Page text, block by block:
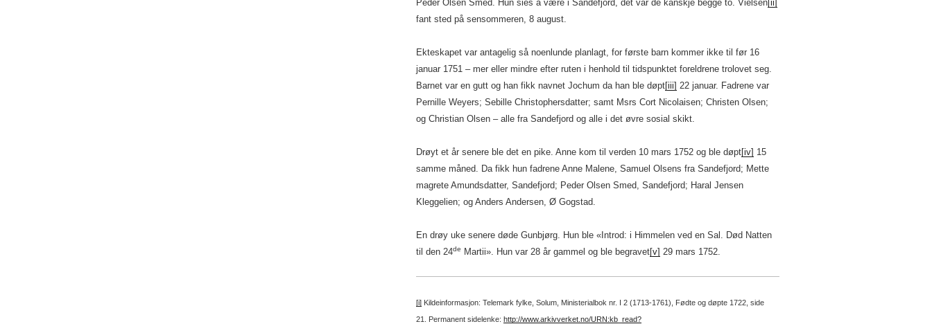
Peder Olsen Smed. Hun sies å være i Sandefjord, det var de kanskje begge to. Vielsen[ii]
fant sted på sensommeren, 8 august.
Ekteskapet var antagelig så noenlunde planlagt, for første barn kommer ikke til før 16
januar 1751 – mer eller mindre efter ruten i henhold til tidspunktet foreldrene trolovet seg.
Barnet var en gutt og han fikk navnet Jochum da han ble døpt[iii] 22 januar. Fadrene var
Pernille Weyers; Sebille Christophersdatter; samt Msrs Cort Nicolaisen; Christen Olsen;
og Christian Olsen – alle fra Sandefjord og alle i det øvre sosial skikt.
Drøyt et år senere ble det en pike. Anne kom til verden 10 mars 1752 og ble døpt[iv] 15
samme måned. Da fikk hun fadrene Anne Malene, Samuel Olsens fra Sandefjord; Mette
magrete Amundsdatter, Sandefjord; Peder Olsen Smed, Sandefjord; Haral Jensen
Kleggelien; og Anders Andersen, Ø Gogstad.
En drøy uke senere døde Gunbjørg. Hun ble «Introd: i Himmelen ved en Sal. Død Natten
til den 24de Martii». Hun var 28 år gammel og ble begravet[v] 29 mars 1752.
[i]Kildeinformasjon: Telemark fylke, Solum, Ministerialbok nr. I 2 (1713-1761), Fødte og døpte 1722, side
21.
Permanent sidelenke: http://www.arkivverket.no/URN:kb_read?